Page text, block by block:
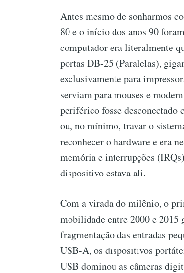
Antes mesmo de sonharmos
80 e o início dos anos 90
computador era literalmente
portas DB-25 (Paralelas),
exclusivamente para
serviam para mouses e
periférico fosse desconectado
ou, no mínimo, travar o
reconhecer o hardware e era
memória e interrupções
dispositivo estava ali.
Com a virada do milênio, o
mobilidade entre 2000 e 2015
fragmentação das entradas
USB-A, os dispositivos
USB dominou as câmeras